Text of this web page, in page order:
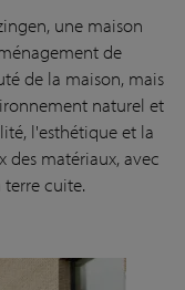
une maison
de
de la maison, mais
naturel et
l'esthétique et la
matériaux, avec
cuite.